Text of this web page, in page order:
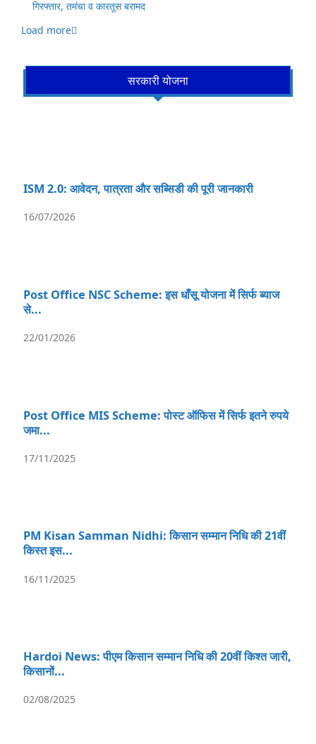
गिरफ्तार, तमंचा व कारतूस बरामद
Load more
सरकारी योजना
ISM 2.0: आवेदन, पात्रता और सब्सिडी की पूरी जानकारी
16/07/2026
Post Office NSC Scheme: इस धाँसू योजना में सिर्फ ब्याज
से...
22/01/2026
Post Office MIS Scheme: पोस्ट ऑफिस में सिर्फ इतने रुपये
जमा...
17/11/2025
PM Kisan Samman Nidhi: किसान सम्मान निधि की 21वीं
किस्त इस...
16/11/2025
Hardoi News: पीएम किसान सम्मान निधि की 20वीं किश्त जारी,
किसानों...
02/08/2025